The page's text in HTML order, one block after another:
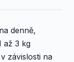
denně,
až 3 kg
závislosti na